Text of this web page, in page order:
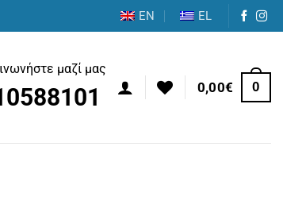
EN EL
μαζί μας
0,00€ 0